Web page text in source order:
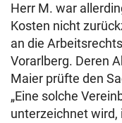
Herr M. war
Kosten nicht
an die
Vorarlberg. Deren
Maier prüfte den
„Eine solche
unterzeichnet